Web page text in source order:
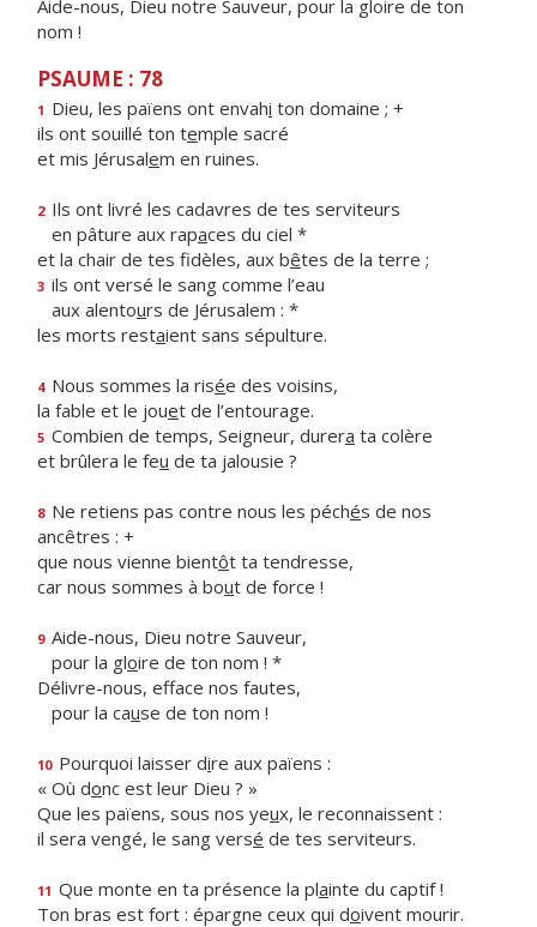
Aide-nous, Dieu notre Sauveur, pour la gloire de ton
nom !
PSAUME : 78
1 Dieu, les païens ont envahi ton domaine ; +
ils ont souillé ton temple sacré
et mis Jérusalem en ruines.
2 Ils ont livré les cadavres de tes serviteurs
en pâture aux rapaces du ciel *
et la chair de tes fidèles, aux bêtes de la terre ;
3 ils ont versé le sang comme l’eau
aux alentours de Jérusalem : *
les morts restaient sans sépulture.
4 Nous sommes la risée des voisins,
la fable et le jouet de l’entourage.
5 Combien de temps, Seigneur, durera ta colère
et brûlera le feu de ta jalousie ?
8 Ne retiens pas contre nous les péchés de nos
ancêtres : +
que nous vienne bientôt ta tendresse,
car nous sommes à bout de force !
9 Aide-nous, Dieu notre Sauveur,
pour la gloire de ton nom ! *
Délivre-nous, efface nos fautes,
pour la cause de ton nom !
10 Pourquoi laisser dire aux païens :
« Où donc est leur Dieu ? »
Que les païens, sous nos yeux, le reconnaissent :
il sera vengé, le sang versé de tes serviteurs.
11 Que monte en ta présence la plainte du captif !
Ton bras est fort : épargne ceux qui doivent mourir.